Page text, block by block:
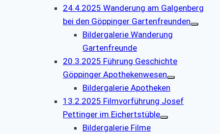
24.4.2025 Wanderung am Galgenberg
bei den Göppinger Gartenfreunden
Bildergalerie Wanderung
Gartenfreunde
20.3.2025 Führung Geschichte
Göppinger Apothekenwesen
Bildergalerie Apotheken
13.2.2025 Filmvorführung Josef
Pettinger im Eichertstüble
Bildergalerie Filme